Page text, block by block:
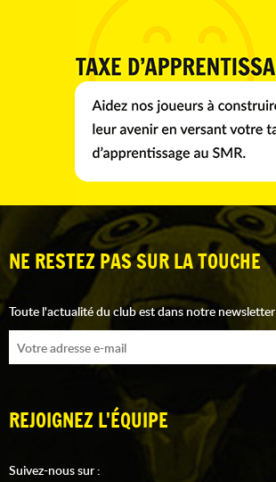
NE RESTEZ PAS SUR LA TOUCHE
Toute l'actualité du club est dans notre newsletter
REJOIGNEZ L'ÉQUIPE
Suivez-nous sur :